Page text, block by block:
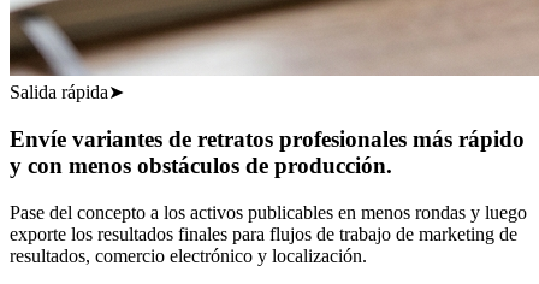
Salida rápida➤
Envíe variantes de retratos profesionales más rápido
y con menos obstáculos de producción.
Pase del concepto a los activos publicables en menos rondas y luego
exporte los resultados finales para flujos de trabajo de marketing de
resultados, comercio electrónico y localización.